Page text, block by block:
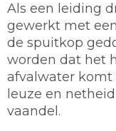
Als een leiding
gewerkt met
de spuitkop
worden dat het
afvalwater komt
leuze en
vaandel.